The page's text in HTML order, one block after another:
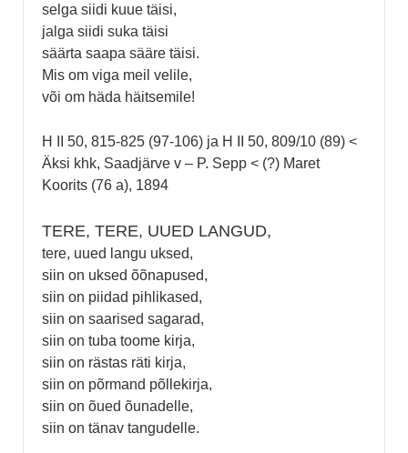
selga siidi kuue täisi,
jalga siidi suka täisi
säärta saapa sääre täisi.
Mis om viga meil velile,
või om häda häitsemile!
H II 50, 815-825 (97-106) ja H II 50, 809/10 (89) <
Äksi khk, Saadjärve v – P. Sepp < (?) Maret
Koorits (76 a), 1894
TERE, TERE, UUED LANGUD,
tere, uued langu uksed,
siin on uksed õõnapused,
siin on piidad pihlikased,
siin on saarised sagarad,
siin on tuba toome kirja,
siin on rästas räti kirja,
siin on põrmand põllekirja,
siin on õued õunadelle,
siin on tänav tangudelle.